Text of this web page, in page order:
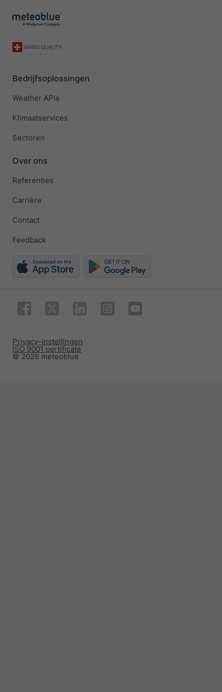
Bedrijfsoplossingen
Weather APIs
Klimaatservices
Sectoren
Over ons
Referenties
Carrière
Contact
Feedback
© 2026 meteoblue
ISO 9001 certificate
Privacy-instellingen